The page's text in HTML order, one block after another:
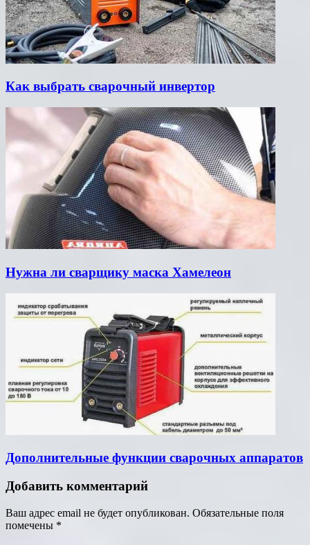
Как выбрать сварочный инвертор
Нужна ли сварщику маска Хамелеон
Дополнительные функции сварочных аппаратов
Добавить комментарий
Ваш адрес email не будет опубликован. Обязательные поля
помечены *